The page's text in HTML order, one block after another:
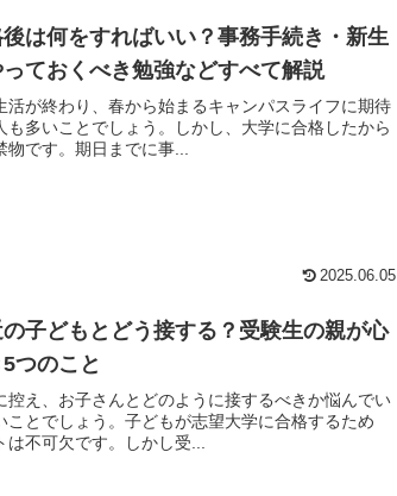
は何をすればいい？事務手続き・新生
ておくべき勉強などすべて解説
活が終わり、春から始まるキャンパスライフに期待
も多いことでしょう。しかし、大学に合格したから
物です。期日までに事...
2025.06.05
子どもとどう接する？受験生の親が心
つのこと
控え、お子さんとどのように接するべきか悩んでい
ことでしょう。子どもが志望大学に合格するため
は不可欠です。しかし受...